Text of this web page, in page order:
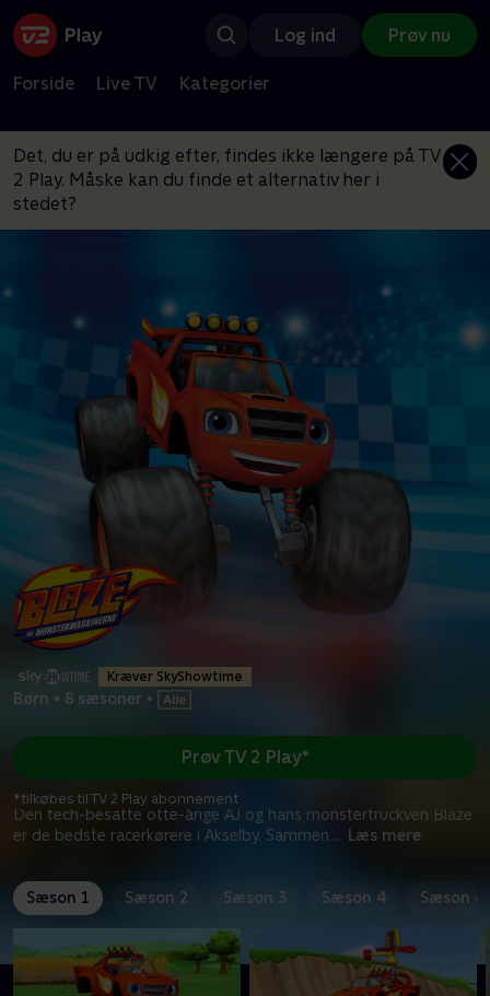
Log ind Prøv nu
Forside Live TV Kategorier
Det, du er på udkig efter, findes ikke længere på TV
2 Play. Måske kan du finde et alternativ her i
stedet?
Kræver SkyShowtime
Børn • 8 sæsoner •
Den tech-besatte otte-årige AJ og hans monstertruckven Blaze
er de bedste racerkørere i Akselby. Sammen... Læs mere
Prøv TV 2 Play*
*tilkøbes til TV 2 Play abonnement
Sæson 1 Sæson 2 Sæson 3 Sæson 4 Sæson 6